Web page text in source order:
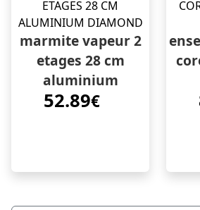
marmite vapeur 2
etages 28 cm
aluminium
diamond
52.89€